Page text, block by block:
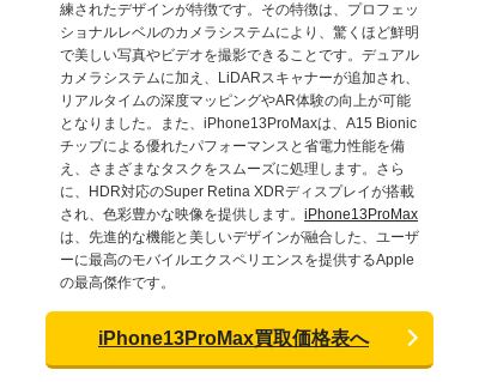
練されたデザインが特徴です。その特徴は、プロフェッ
ショナルレベルのカメラシステムにより、驚くほど鮮明
で美しい写真やビデオを撮影できることです。デュアル
カメラシステムに加え、LiDARスキャナーが追加され、
リアルタイムの深度マッピングやAR体験の向上が可能
となりました。また、iPhone13ProMaxは、A15 Bionic
チップによる優れたパフォーマンスと省電力性能を備
え、さまざまなタスクをスムーズに処理します。さら
に、HDR対応のSuper Retina XDRディスプレイが搭載
され、色彩豊かな映像を提供します。 iPhone13ProMax
は、先進的な機能と美しいデザインが融合した、ユーザ
ーに最高のモバイルエクスペリエンスを提供するApple
の最高傑作です。
iPhone13ProMax買取価格表へ